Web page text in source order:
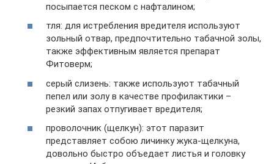
посыпается песком с нафталином;
тля: для истребления вредителя используют
зольный отвар, предпочтительно табачной золы,
также эффективным является препарат
Фитоверм;
серый слизень: также используют табачный
пепел или золу в качестве профилактики –
резкий запах отпугивает вредителя;
проволочник (щелкун): этот паразит
представляет собою личинку жука-щелкуна,
довольно быстро объедает листья и головку